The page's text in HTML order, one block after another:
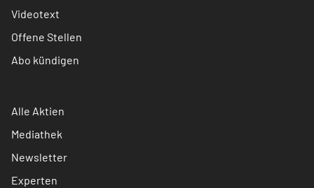
Videotext
Offene Stellen
Abo kündigen
Alle Aktien
Mediathek
Newsletter
Experten